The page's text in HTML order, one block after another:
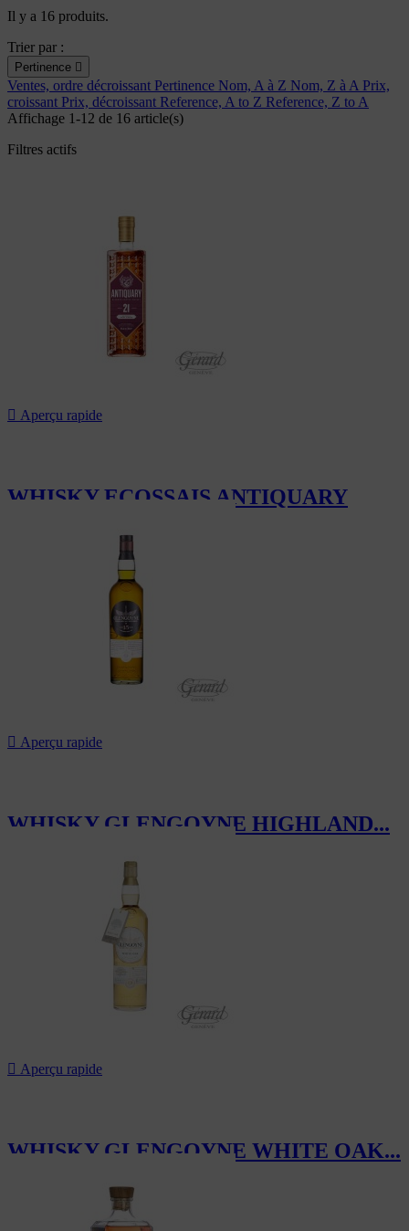
Il y a 16 produits.
Trier par :
Pertinence 
Ventes, ordre décroissant Pertinence Nom, A à Z Nom, Z à A Prix,
croissant Prix, décroissant Reference, A to Z Reference, Z to A
Affichage 1-12 de 16 article(s)
Filtres actifs
 Aperçu rapide
WHISKY ECOSSAIS ANTIQUARY
 Aperçu rapide
WHISKY GLENGOYNE HIGHLAND...
 Aperçu rapide
WHISKY GLENGOYNE WHITE OAK...